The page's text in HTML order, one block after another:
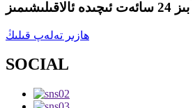
ھازىر تەلەپ قىلىڭ
SOCIAL